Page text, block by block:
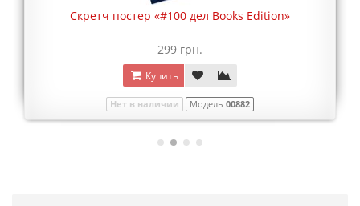
Скретч постер «#100 дел Books Edition»
299 грн.
Купить
Нет в наличии Модель 00882